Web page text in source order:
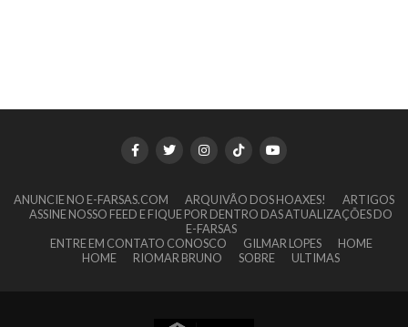
ANUNCIE NO E-FARSAS.COM ARQUIVÃO DOS HOAXES!
ARTIGOS
ASSINE NOSSO FEED E FIQUE POR DENTRO DAS ATUALIZAÇÕES DO
E-FARSAS
ENTRE EM CONTATO CONOSCO
GILMAR LOPES
HOME
HOME
RIOMAR BRUNO SOBRE ULTIMAS